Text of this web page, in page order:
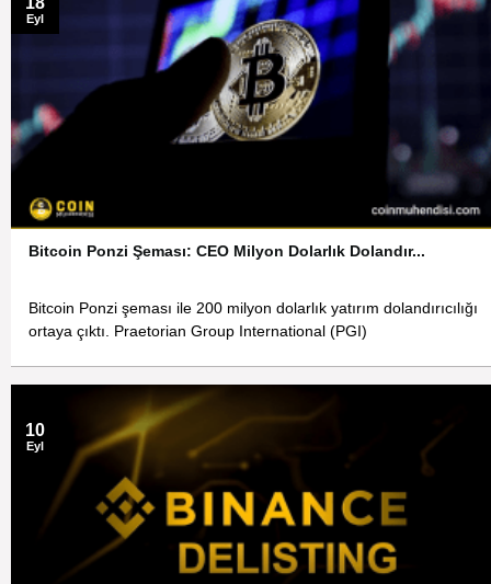
Bitcoin Ponzi Şeması: CEO Milyon Dolarlık Dolandır...
Bitcoin Ponzi şeması ile 200 milyon dolarlık yatırım dolandırıcılığı
ortaya çıktı. Praetorian Group International (PGI)
Eyl
10
Eyl